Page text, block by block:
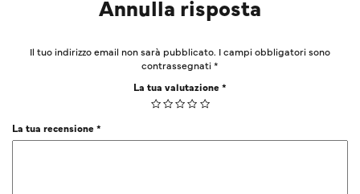
Annulla risposta
Il tuo indirizzo email non sarà pubblicato. I campi obbligatori sono
contrassegnati*
La tua valutazione*
La tua recensione*